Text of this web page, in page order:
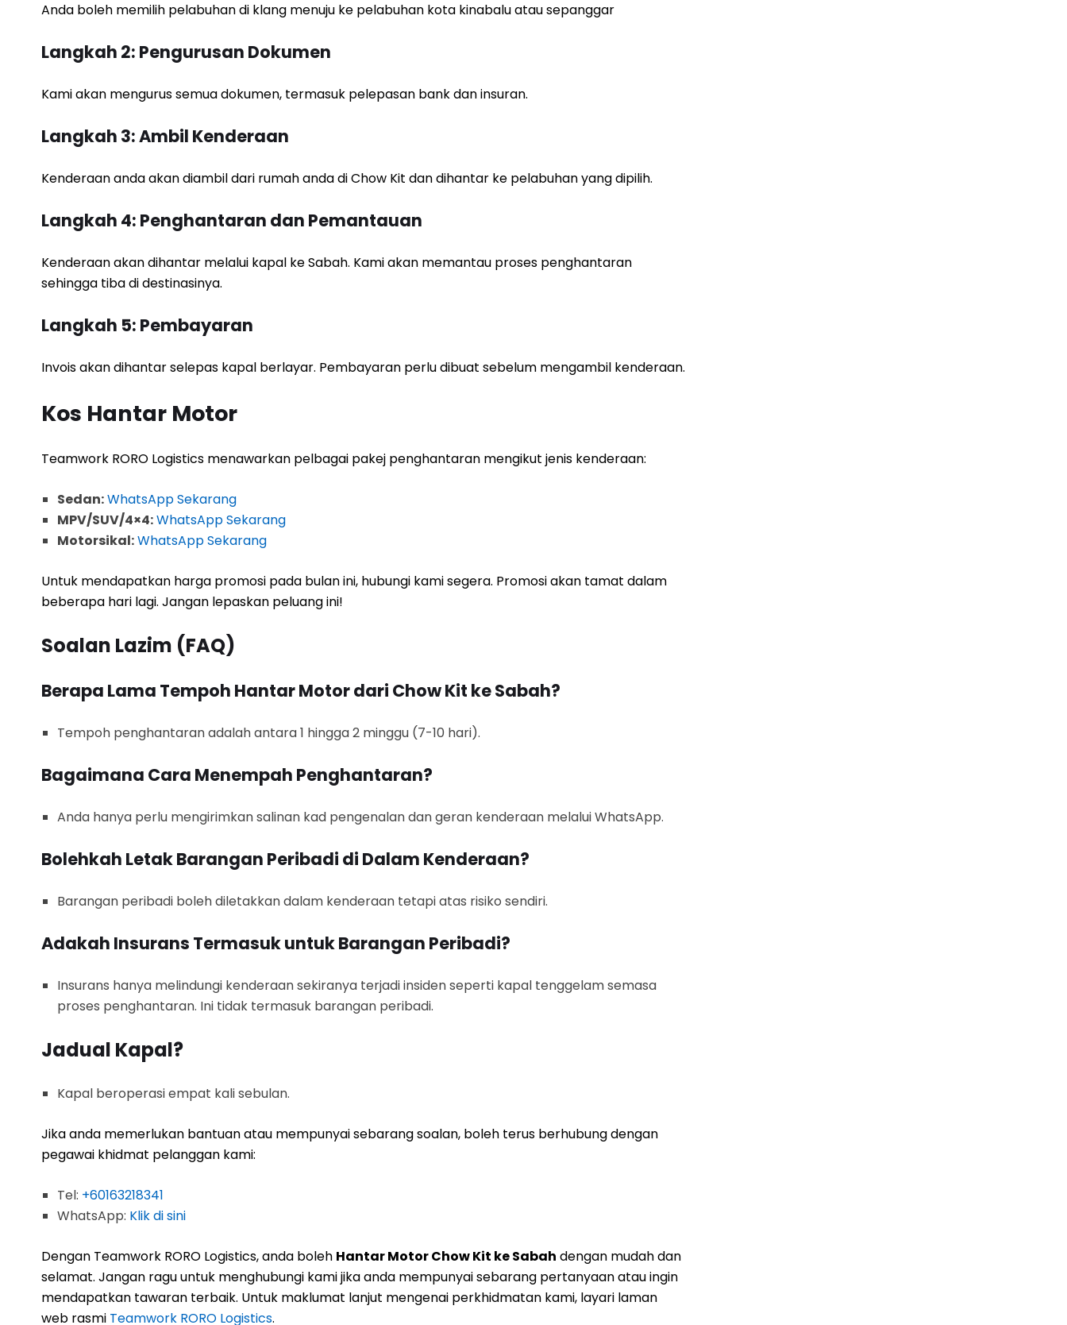
Anda boleh memilih pelabuhan di klang menuju ke pelabuhan kota kinabalu atau sepanggar
Langkah 2: Pengurusan Dokumen
Kami akan mengurus semua dokumen, termasuk pelepasan bank dan insuran.
Langkah 3: Ambil Kenderaan
Kenderaan anda akan diambil dari rumah anda di Chow Kit dan dihantar ke pelabuhan yang dipilih.
Langkah 4: Penghantaran dan Pemantauan
Kenderaan akan dihantar melalui kapal ke Sabah. Kami akan memantau proses penghantaran
sehingga tiba di destinasinya.
Langkah 5: Pembayaran
Invois akan dihantar selepas kapal berlayar. Pembayaran perlu dibuat sebelum mengambil kenderaan.
Kos Hantar Motor
Teamwork RORO Logistics menawarkan pelbagai pakej penghantaran mengikut jenis kenderaan:
Sedan:WhatsApp Sekarang
MPV/SUV/4×4:WhatsApp Sekarang
Motorsikal:WhatsApp Sekarang
Untuk mendapatkan harga promosi pada bulan ini, hubungi kami segera. Promosi akan tamat dalam
beberapa hari lagi. Jangan lepaskan peluang ini!
Soalan Lazim (FAQ)
Berapa Lama Tempoh Hantar Motor dari Chow Kit ke Sabah?
Tempoh penghantaran adalah antara 1 hingga 2 minggu (7-10 hari).
Bagaimana Cara Menempah Penghantaran?
Anda hanya perlu mengirimkan salinan kad pengenalan dan geran kenderaan melalui WhatsApp.
Bolehkah Letak Barangan Peribadi di Dalam Kenderaan?
Barangan peribadi boleh diletakkan dalam kenderaan tetapi atas risiko sendiri.
Adakah Insurans Termasuk untuk Barangan Peribadi?
Insurans hanya melindungi kenderaan sekiranya terjadi insiden seperti kapal tenggelam semasa
proses penghantaran. Ini tidak termasuk barangan peribadi.
Jadual Kapal?
Kapal beroperasi empat kali sebulan.
Jika anda memerlukan bantuan atau mempunyai sebarang soalan, boleh terus berhubung dengan
pegawai khidmat pelanggan kami:
Tel: +60163218341
WhatsApp: Klik di sini
Dengan Teamwork RORO Logistics, anda boleh Hantar Motor Chow Kit ke Sabah dengan mudah dan
selamat. Jangan ragu untuk menghubungi kami jika anda mempunyai sebarang pertanyaan atau ingin
mendapatkan tawaran terbaik. Untuk maklumat lanjut mengenai perkhidmatan kami, layari laman
web rasmi Teamwork RORO Logistics.